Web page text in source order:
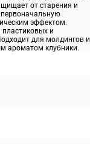
от старения и
первоначальную
эффектом.
и
для молдингов и
ароматом клубники.